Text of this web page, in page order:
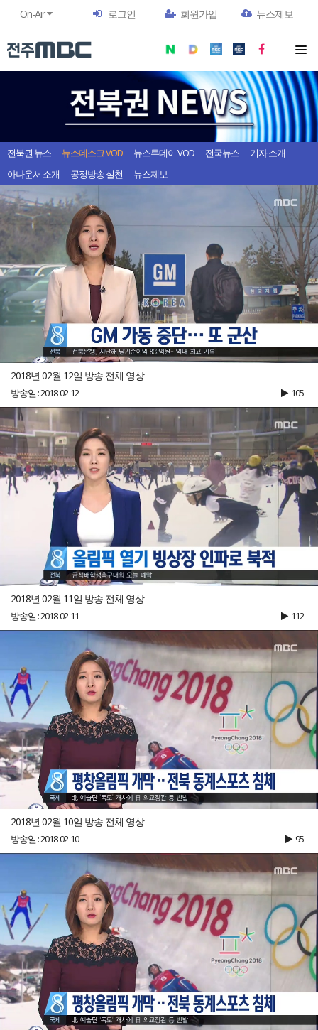
On-Air 로그인 회원가입 뉴스제보
전북권 뉴스 뉴스데스크 VOD 뉴스투데이 VOD 전국뉴스
기자 소개
아나운서 소개
공정방송 실천 뉴스제보
2018년 02월 12일 방송 전체 영상
방송일 : 2018-02-12 105
2018년 02월 11일 방송 전체 영상
방송일 : 2018-02-11 112
2018년 02월 10일 방송 전체 영상
방송일 : 2018-02-10 95